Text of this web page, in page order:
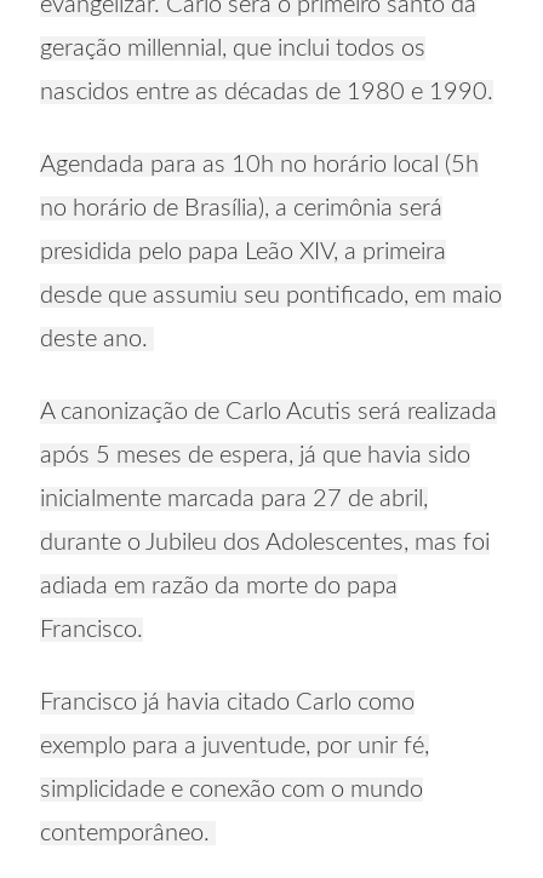
evangelizar. Carlo será o primeiro santo da
geração millennial, que inclui todos os
nascidos entre as décadas de 1980 e 1990.
Agendada para as 10h no horário local (5h
no horário de Brasília), a cerimônia será
presidida pelo papa Leão XIV, a primeira
desde que assumiu seu pontificado, em maio
deste ano.
A canonização de Carlo Acutis será realizada
após 5 meses de espera, já que havia sido
inicialmente marcada para 27 de abril,
durante o Jubileu dos Adolescentes, mas foi
adiada em razão da morte do papa
Francisco.
Francisco já havia citado Carlo como
exemplo para a juventude, por unir fé,
simplicidade e conexão com o mundo
contemporâneo.